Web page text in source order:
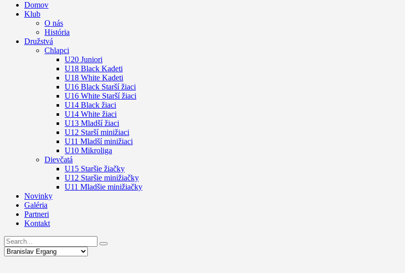
Domov
Klub
O nás
História
Družstvá
Chlapci
U20 Juniori
U18 Black Kadeti
U18 White Kadeti
U16 Black Starší žiaci
U16 White Starší žiaci
U14 Black žiaci
U14 White žiaci
U13 Mladší žiaci
U12 Starší minižiaci
U11 Mladší minižiaci
U10 Mikroliga
Dievčatá
U15 Staršie žiačky
U12 Staršie minižiačky
U11 Mladšie minižiačky
Novinky
Galéria
Partneri
Kontakt